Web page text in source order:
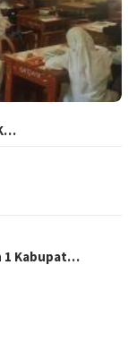
1 Kabupat…